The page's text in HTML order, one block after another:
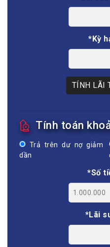
*Kỳ
TÍNH LÃI
Tính toán
Trả trên dư nợ giảm
dần
*Số
*Lãi